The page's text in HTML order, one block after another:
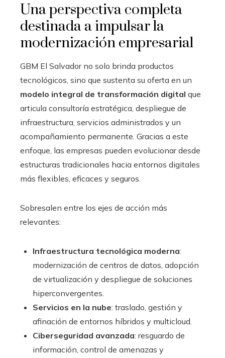
Una perspectiva completa
destinada a impulsar la
modernización empresarial
GBM El Salvador no solo brinda productos
tecnológicos, sino que sustenta su oferta en un
modelo integral de transformación digital que
articula consultoría estratégica, despliegue de
infraestructura, servicios administrados y un
acompañamiento permanente. Gracias a este
enfoque, las empresas pueden evolucionar desde
estructuras tradicionales hacia entornos digitales
más flexibles, eficaces y seguros.
Sobresalen entre los ejes de acción más
relevantes:
Infraestructura tecnológica moderna:
modernización de centros de datos, adopción
de virtualización y despliegue de soluciones
hiperconvergentes.
Servicios en la nube: traslado, gestión y
afinación de entornos híbridos y multicloud.
Ciberseguridad avanzada: resguardo de
información, control de amenazas y